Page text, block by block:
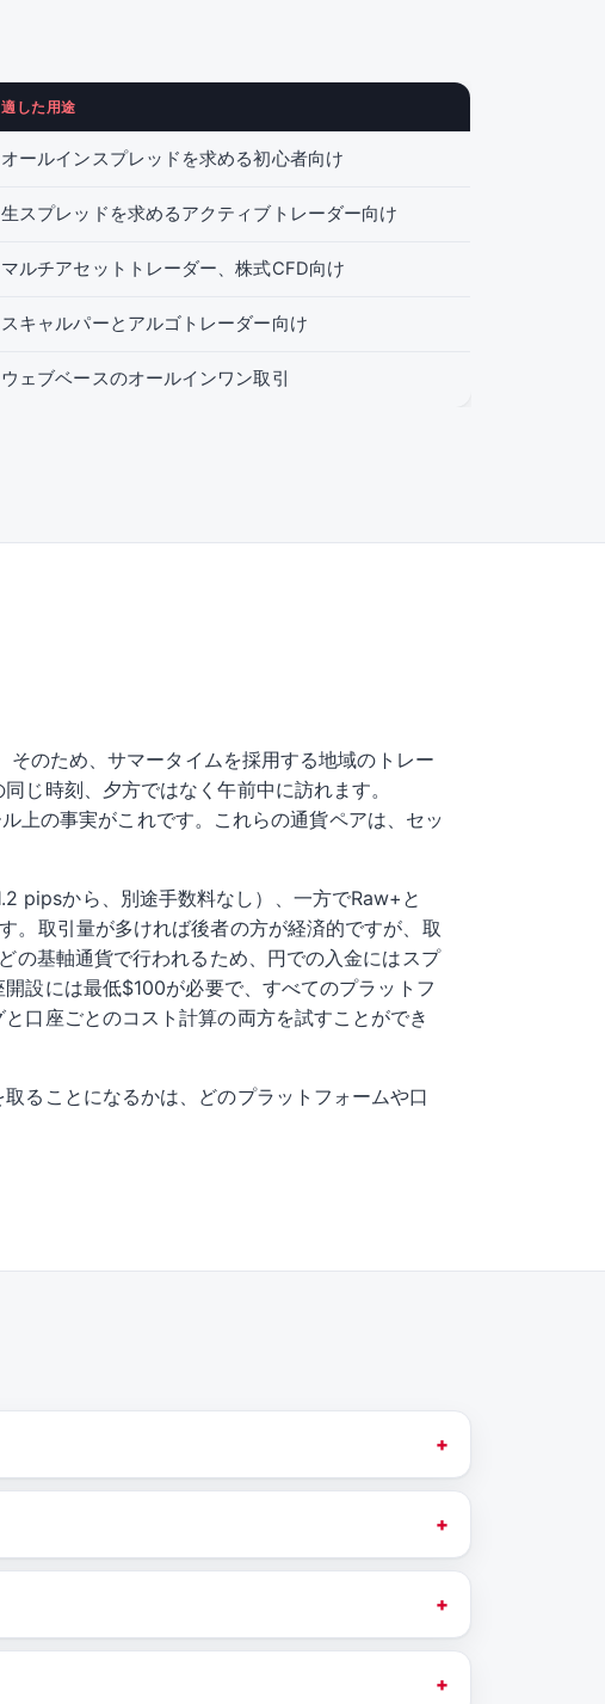
適した用途
オールインスプレッドを求める初心者向け
生スプレッドを求めるアクティブトレーダー向け
マルチアセットトレーダー、株式CFD向け
スキャルパーとアルゴトレーダー向け
ウェブベースのオールインワン取引
のため、サマータイムを採用する地域のトレー
じ時刻、夕方ではなく午前中に訪れます。
上の事実がこれです。これらの通貨ペアは、セッ
pipsから、別途手数料なし）、一方でRaw+と
取引量が多ければ後者の方が経済的ですが、取
の基軸通貨で行われるため、円での入金にはスプ
設には最低$100が必要で、すべてのプラットフ
口座ごとのコスト計算の両方を試すことができ
ることになるかは、どのプラットフォームや口